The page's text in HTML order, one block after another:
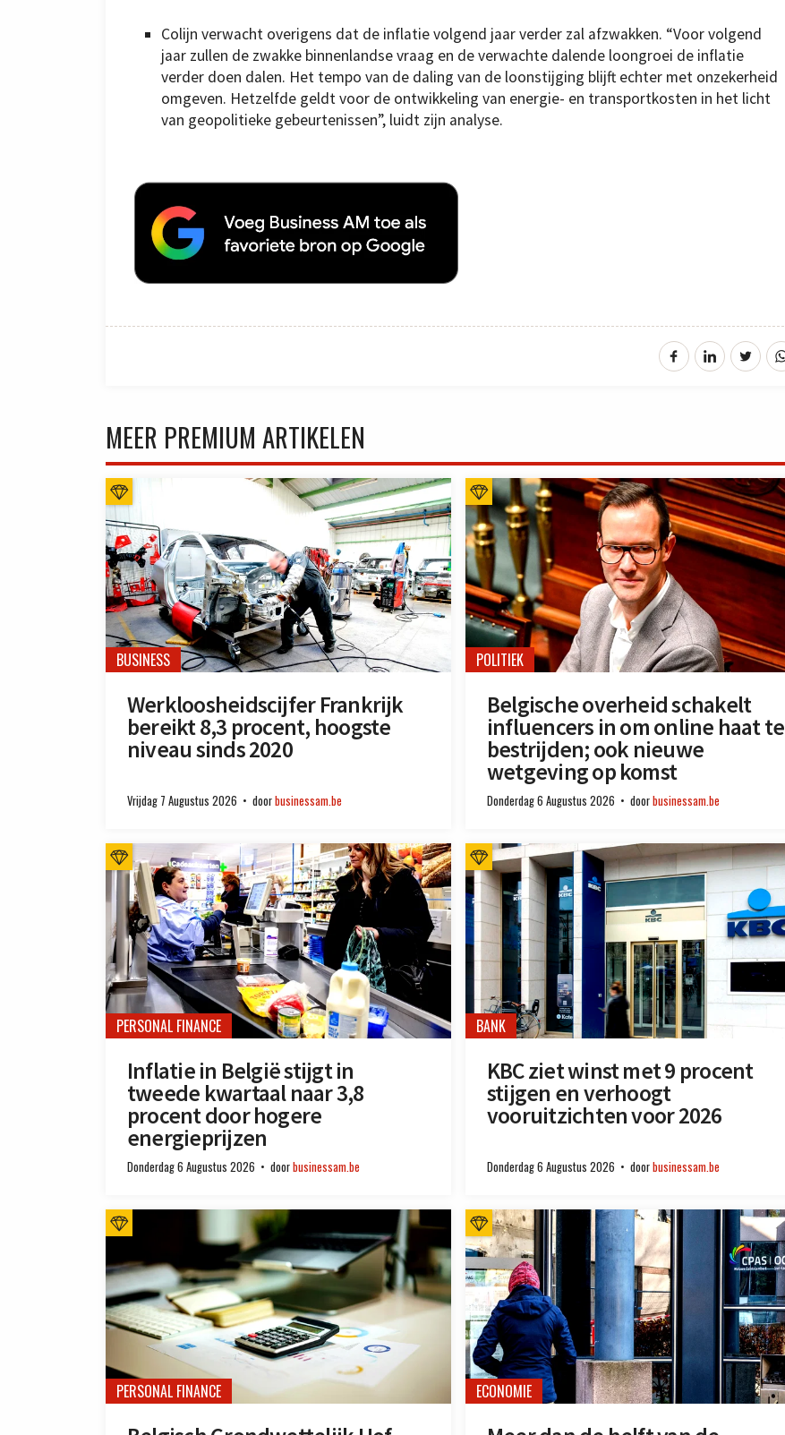
Colijn verwacht overigens dat de inflatie volgend jaar verder zal afzwakken. “Voor volgend
jaar zullen de zwakke binnenlandse vraag en de verwachte dalende loongroei de inflatie
verder doen dalen. Het tempo van de daling van de loonstijging blijft echter met onzekerheid
omgeven. Hetzelfde geldt voor de ontwikkeling van energie- en transportkosten in het licht
van geopolitieke gebeurtenissen”, luidt zijn analyse.
MEER PREMIUM ARTIKELEN
BUSINESS
Werkloosheidscijfer Frankrijk
bereikt 8,3 procent, hoogste
niveau sinds 2020
Vrijdag 7 Augustus 2026 doorbusinessam.be
POLITIEK
Belgische overheid schakelt
influencers in om online haat te
bestrijden; ook nieuwe
wetgeving op komst
Donderdag 6 Augustus 2026 doorbusinessam.be
PERSONAL FINANCE
Inflatie in België stijgt in
tweede kwartaal naar 3,8
procent door hogere
energieprijzen
Donderdag 6 Augustus 2026 doorbusinessam.be
BANK
KBC ziet winst met 9 procent
stijgen en verhoogt
vooruitzichten voor 2026
Donderdag 6 Augustus 2026 doorbusinessam.be
PERSONAL FINANCE ECONOMIE